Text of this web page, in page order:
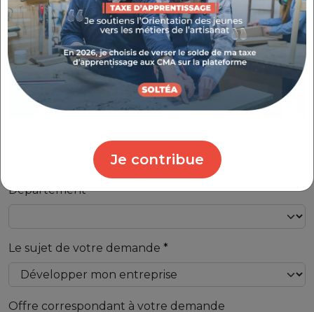
Je contribue
Veuillez indiquer les 14 chiffres de votre numéro de SIRET
Votre numéro de téléphone
Département
Le sujet de votre demande
Offre correspondant à votre demande